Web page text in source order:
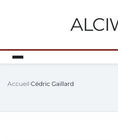
Accueil Cédric Gaillard